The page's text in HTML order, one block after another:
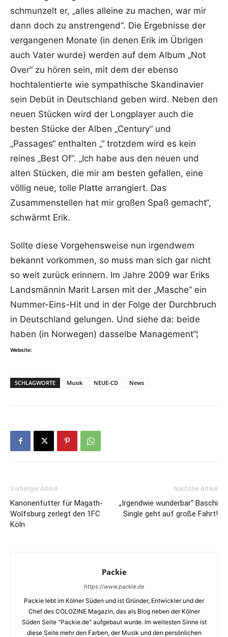
schmunzelt er, „alles alleine zu machen, war mir
dann doch zu anstrengend“. Die Ergebnisse der
vergangenen Monate (in denen Erik im Übrigen
auch Vater wurde) werden auf dem Album „Not
Over“ zu hören sein, mit dem der ebenso
hochtalentierte wie sympathische Skandinavier
sein Debüt in Deutschland geben wird. Neben den
neuen Stücken wird der Longplayer auch die
besten Stücke der Alben „Century“ und
„Passages“ enthalten „“ trotzdem wird es kein
reines „Best Of“. „Ich habe aus den neuen und
alten Stücken, die mir am besten gefallen, eine
völlig neue, tolle Platte arrangiert. Das
Zusammenstellen hat mir großen Spaß gemacht“,
schwärmt Erik.
Sollte diese Vorgehensweise nun irgendwem
bekannt vorkommen, so muss man sich gar nicht
so weit zurück erinnern. Im Jahre 2009 war Eriks
Landsmännin Marit Larsen mit der „Masche“ ein
Nummer-Eins-Hit und in der Folge der Durchbruch
in Deutschland gelungen. Und siehe da: beide
haben (in Norwegen) dasselbe Management“¦
Website:
SCHLAGWORTE Musik NEUE-CD News
Vorheriger Artikel
Kanonenfutter für Magath-
Wolfsburg zerlegt den 1FC
Köln
Nächster Artikel
„Irgendwie wunderbar“ Baschi
Single geht auf große Fahrt!
Packie
https://www.packie.de
Packie lebt im Kölner Süden und ist Gründer, Entwickler und der
Chef des COLOZINE Magazin, das als Blog neben der Kölner
Süden Seite "Packie.de" aufgebaut wurde. Im weitesten Sinne ist
diese Seite mehr den Farben, der Musik und den persönlichen